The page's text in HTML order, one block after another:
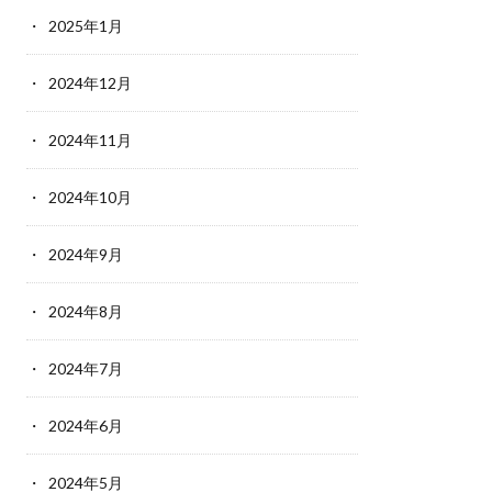
2025年1月
2024年12月
2024年11月
2024年10月
2024年9月
2024年8月
2024年7月
2024年6月
2024年5月